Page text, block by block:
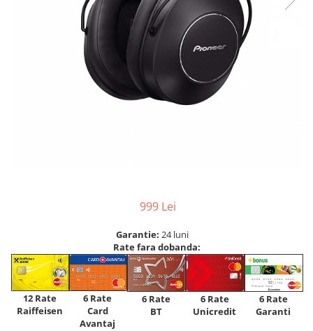
999 Lei
Garantie: 24 luni
Rate fara dobanda:
12 Rate
Raiffeisen
6 Rate
Card
Avantaj
6 Rate
BT
6 Rate
Unicredit
6 Rate
Garanti